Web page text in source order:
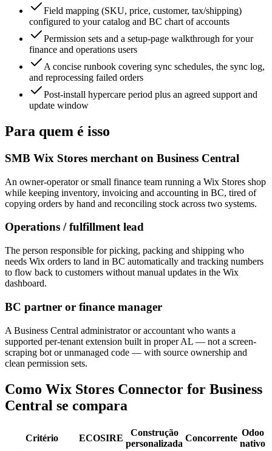
Field mapping (SKU, price, customer, tax/shipping)
configured to your catalog and BC chart of accounts
Permission sets and a setup-page walkthrough for your
finance and operations users
A concise runbook covering sync schedules, the sync log,
and reprocessing failed orders
Post-install hypercare period plus an agreed support and
update window
Para quem é isso
SMB Wix Stores merchant on Business Central
An owner-operator or small finance team running a Wix Stores shop
while keeping inventory, invoicing and accounting in BC, tired of
copying orders by hand and reconciling stock across two systems.
Operations / fulfillment lead
The person responsible for picking, packing and shipping who
needs Wix orders to land in BC automatically and tracking numbers
to flow back to customers without manual updates in the Wix
dashboard.
BC partner or finance manager
A Business Central administrator or accountant who wants a
supported per-tenant extension built in proper AL — not a screen-
scraping bot or unmanaged code — with source ownership and
clean permission sets.
Como Wix Stores Connector for Business
Central se compara
Critério ECOSIRE
Construção
personalizada
Concorrente
Odoo
nativo